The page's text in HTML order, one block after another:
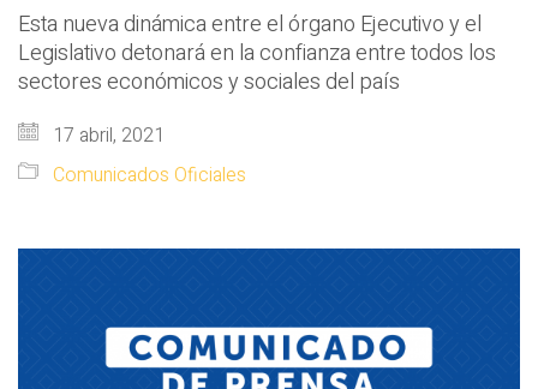
Esta nueva dinámica entre el órgano Ejecutivo y el
Legislativo detonará en la confianza entre todos los
sectores económicos y sociales del país
17 abril, 2021
Comunicados Oficiales